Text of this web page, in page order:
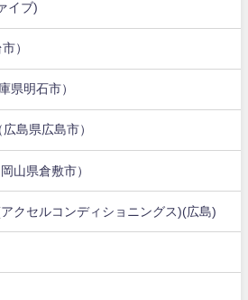
イブ)
）
県明石市）
島県広島市）
山県倉敷市）
クセルコンディショニングス)(広島)